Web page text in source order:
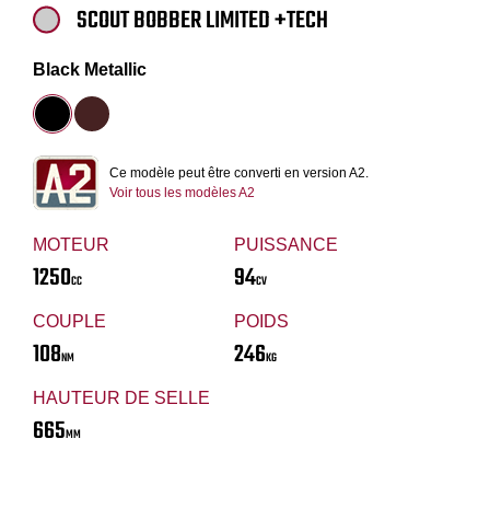
MOTEUR
1250CC
PUISSANCE
94CV
COUPLE
108NM
POIDS
246KG
HAUTEUR DE SELLE
665MM
SCOUT BOBBER LIMITED +TECH
Black Metallic
Ce modèle peut être converti en version A2.
Voir tous les modèles A2